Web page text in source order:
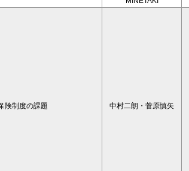
険制度の課題 中村二朗・菅原慎矢